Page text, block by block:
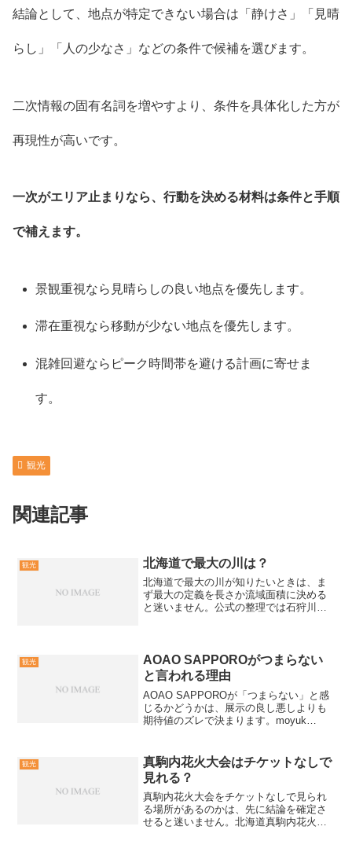
結論として、地点が特定できない場合は「静けさ」「見晴
らし」「人の少なさ」などの条件で候補を選びます。
二次情報の固有名詞を増やすより、条件を具体化した方が
再現性が高いです。
一次がエリア止まりなら、行動を決める材料は条件と手順
で補えます。
景観重視なら見晴らしの良い地点を優先します。
滞在重視なら移動が少ない地点を優先します。
混雑回避ならピーク時間帯を避ける計画に寄せま
す。
観光
関連記事
観光 北海道で最大の川は？
北海道で最大の川が知りたいときは、ま
ず最大の定義を長さか流域面積に決める
と迷いません。公式の整理では石狩川が
狩川を最大...
観光
AOAO SAPPOROがつまらない
と言われる理由
AOAO SAPPOROが「つまらない」と感
じるかどうかは、展示の良し悪しよりも
期待値のズレで決まります。moyuk
スマッチになりやすいです。料金や企画
は日別に...
観光
真駒内花火大会はチケットなしで
見れる？
真駒内花火大会をチケットなしで見られ
る場所があるのかは、先に結論を確定さ
せると迷いません。北海道真駒内花火大